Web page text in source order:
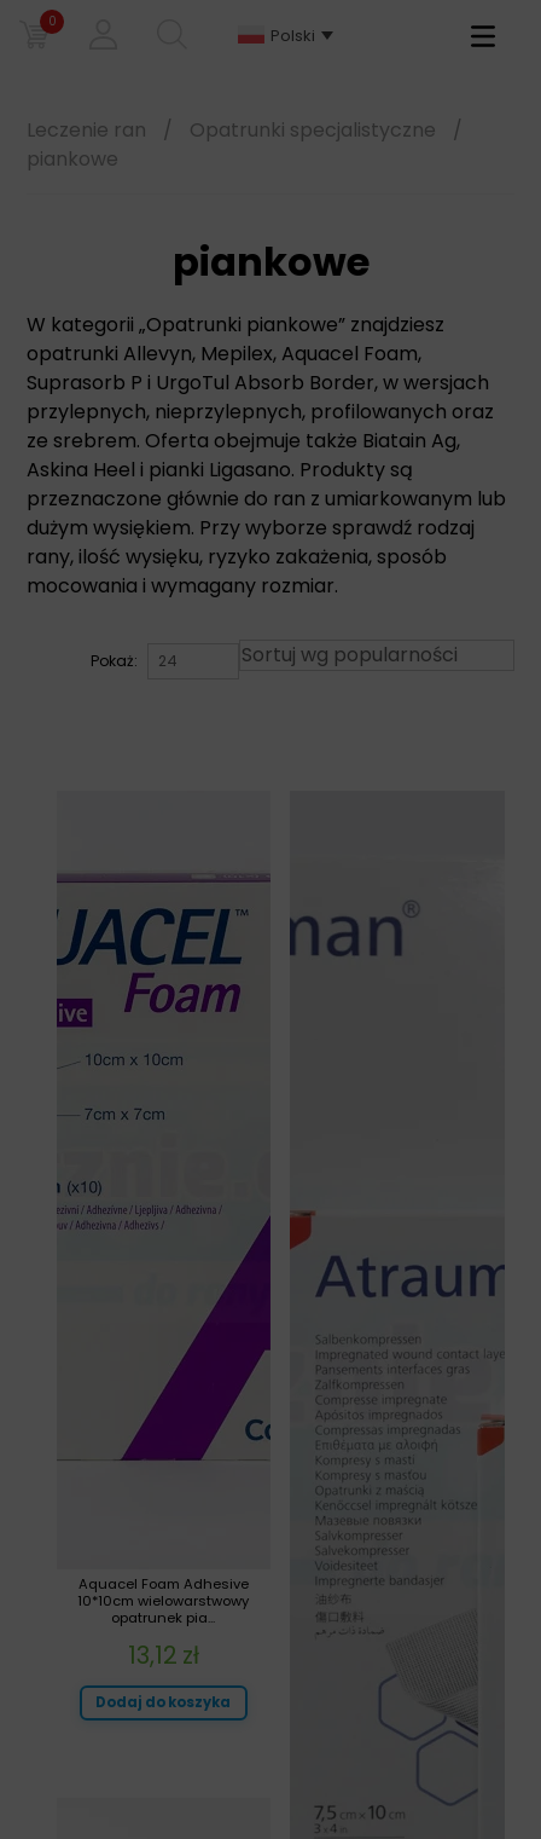
0
Polski
Primary
Leczenie ran / Opatrunki specjalistyczne
/
piankowe
piankowe
W kategorii „Opatrunki piankowe” znajdziesz
opatrunki Allevyn, Mepilex, Aquacel Foam,
Suprasorb P i UrgoTul Absorb Border, w wersjach
przylepnych, nieprzylepnych, profilowanych oraz
ze srebrem. Oferta obejmuje także Biatain Ag,
Askina Heel i pianki Ligasano. Produkty są
przeznaczone głównie do ran z umiarkowanym lub
dużym wysiękiem. Przy wyborze sprawdź rodzaj
rany, ilość wysięku, ryzyko zakażenia, sposób
mocowania i wymagany rozmiar.
Pokaż:
Aquacel Foam Adhesive
10*10cm wielowarstwowy
opatrunek pia...
13,12 zł
Dodaj do koszyka